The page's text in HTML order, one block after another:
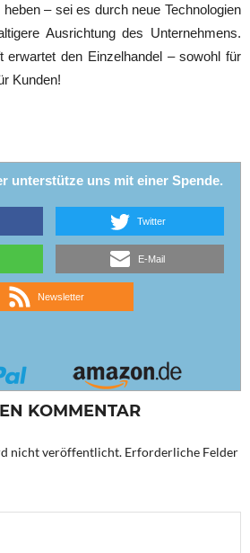
– sei es durch neue Technologien
Ausrichtung des Unternehmens.
erwartet den Einzelhandel – sowohl für
Kunden!
unterstütze uns mit einer Spende.
Twitter
E-Mail
Newsletter
KOMMENTAR
nicht veröffentlicht. Erforderliche Felder